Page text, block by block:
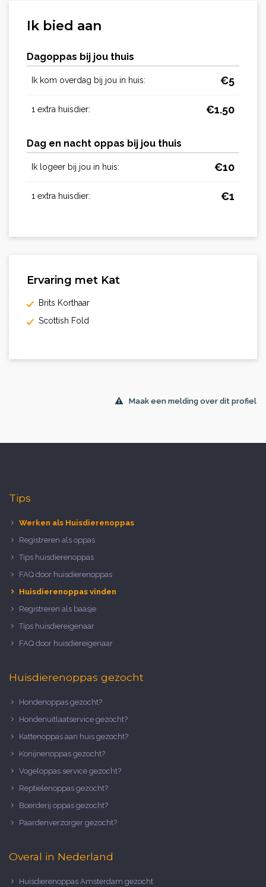
Ik bied aan
Dagoppas bij jou thuis
Ik kom overdag bij jou in huis: €5
1 extra huisdier: €1.50
Dag en nacht oppas bij jou thuis
Ik logeer bij jou in huis: €10
1 extra huisdier: €1
Ervaring met Kat
Brits Korthaar
Scottish Fold
Maak een melding over dit profiel
Tips
Werken als Huisdierenoppas
Registreren als oppas
Tips huisdierenoppas
FAQ door huisdierenoppas
Huisdierenoppas vinden
Registreren als baasje
Tips huisdiereigenaar
FAQ door huisdiereigenaar
Huisdierenoppas gezocht
Hondenoppas gezocht?
Hondenuitlaatservice gezocht?
Kattenoppas aan huis gezocht?
Konijnenoppas gezocht?
Vogeloppas service gezocht?
Reptielenoppas gezocht?
Boerderij oppas gezocht?
Paardenverzorger gezocht?
Overal in Nederland
Huisdierenoppas Amsterdam gezocht